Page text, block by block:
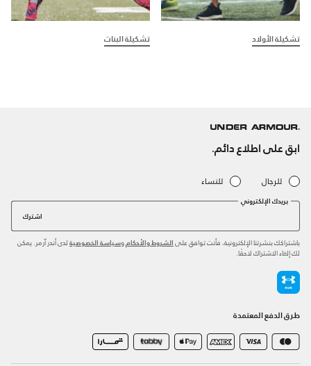
تشكيلة الأولاد تشكيلة البنات
ابق على اطلاع دائم.
للرجال للنساء
بريدك الإلكتروني
اشترك
باشتراكك بنشرتنا الإلكترونية، فأنت توافق على الشروط والأحكام وسياسة الخصوصية لدى أندر آرمر. يمكن
لك إلغاء الاشتراك لاحقًا.
طرق الدفع المعتمدة